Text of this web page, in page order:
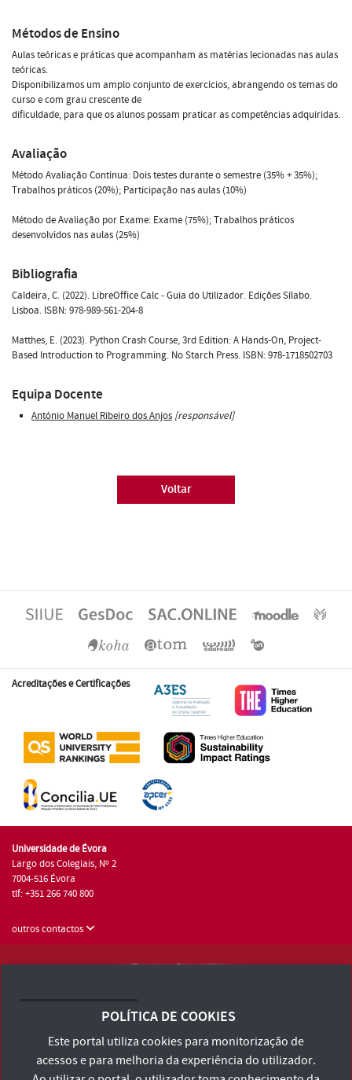
Métodos de Ensino
Aulas teóricas e práticas que acompanham as matérias lecionadas nas aulas
teóricas.
Disponibilizamos um amplo conjunto de exercícios, abrangendo os temas do
curso e com grau crescente de
dificuldade, para que os alunos possam praticar as competências adquiridas.
Avaliação
Método Avaliação Contínua: Dois testes durante o semestre (35% + 35%);
Trabalhos práticos (20%); Participação nas aulas (10%)
Método de Avaliação por Exame: Exame (75%); Trabalhos práticos
desenvolvidos nas aulas (25%)
Bibliografia
Caldeira, C. (2022). LibreOffice Calc - Guia do Utilizador. Edições Sílabo.
Lisboa. ISBN: 978-989-561-204-8
Matthes, E. (2023). Python Crash Course, 3rd Edition: A Hands-On, Project-
Based Introduction to Programming. No Starch Press. ISBN: 978-1718502703
Equipa Docente
António Manuel Ribeiro dos Anjos [responsável]
Voltar
Acreditações e Certificações
Universidade de Évora
Largo dos Colegiais, Nº 2
7004-516 Évora
tlf: +351 266 740 800
outros contactos
Consulte os Termos e Condições e Política de Privacidade
Declaração de Acessibilidade
POLÍTICA DE COOKIES
Este portal utiliza cookies para monitorização de
acessos e para melhoria da experiência do utilizador.